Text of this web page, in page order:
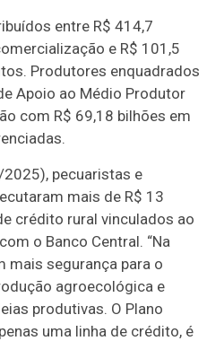
entre R$ 414,7
e R$ 101,5
Produtores enquadrados
Apoio ao Médio Produtor
com R$ 69,18 bilhões em
pecuaristas e
mais de R$ 13
crédito rural vinculados ao
o Banco Central. “Na
mais segurança para o
agroecológica e
produtivas. O Plano
uma linha de crédito, é